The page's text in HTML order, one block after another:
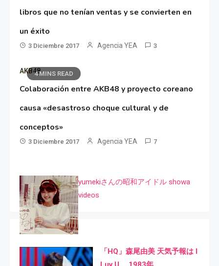
libros que no tenían ventas y se convierten en
un éxito
3 Diciembre 2017 Agencia YEA 3
4 MINS READ
AKB48
Colaboración entre AKB48 y proyecto coreano
causa «desastroso choque cultural y de
conceptos»
3 Diciembre 2017 Agencia YEA 7
yumekiさんの昭和アイドル showa
videos
「HQ」森尾由美 天気予報は I